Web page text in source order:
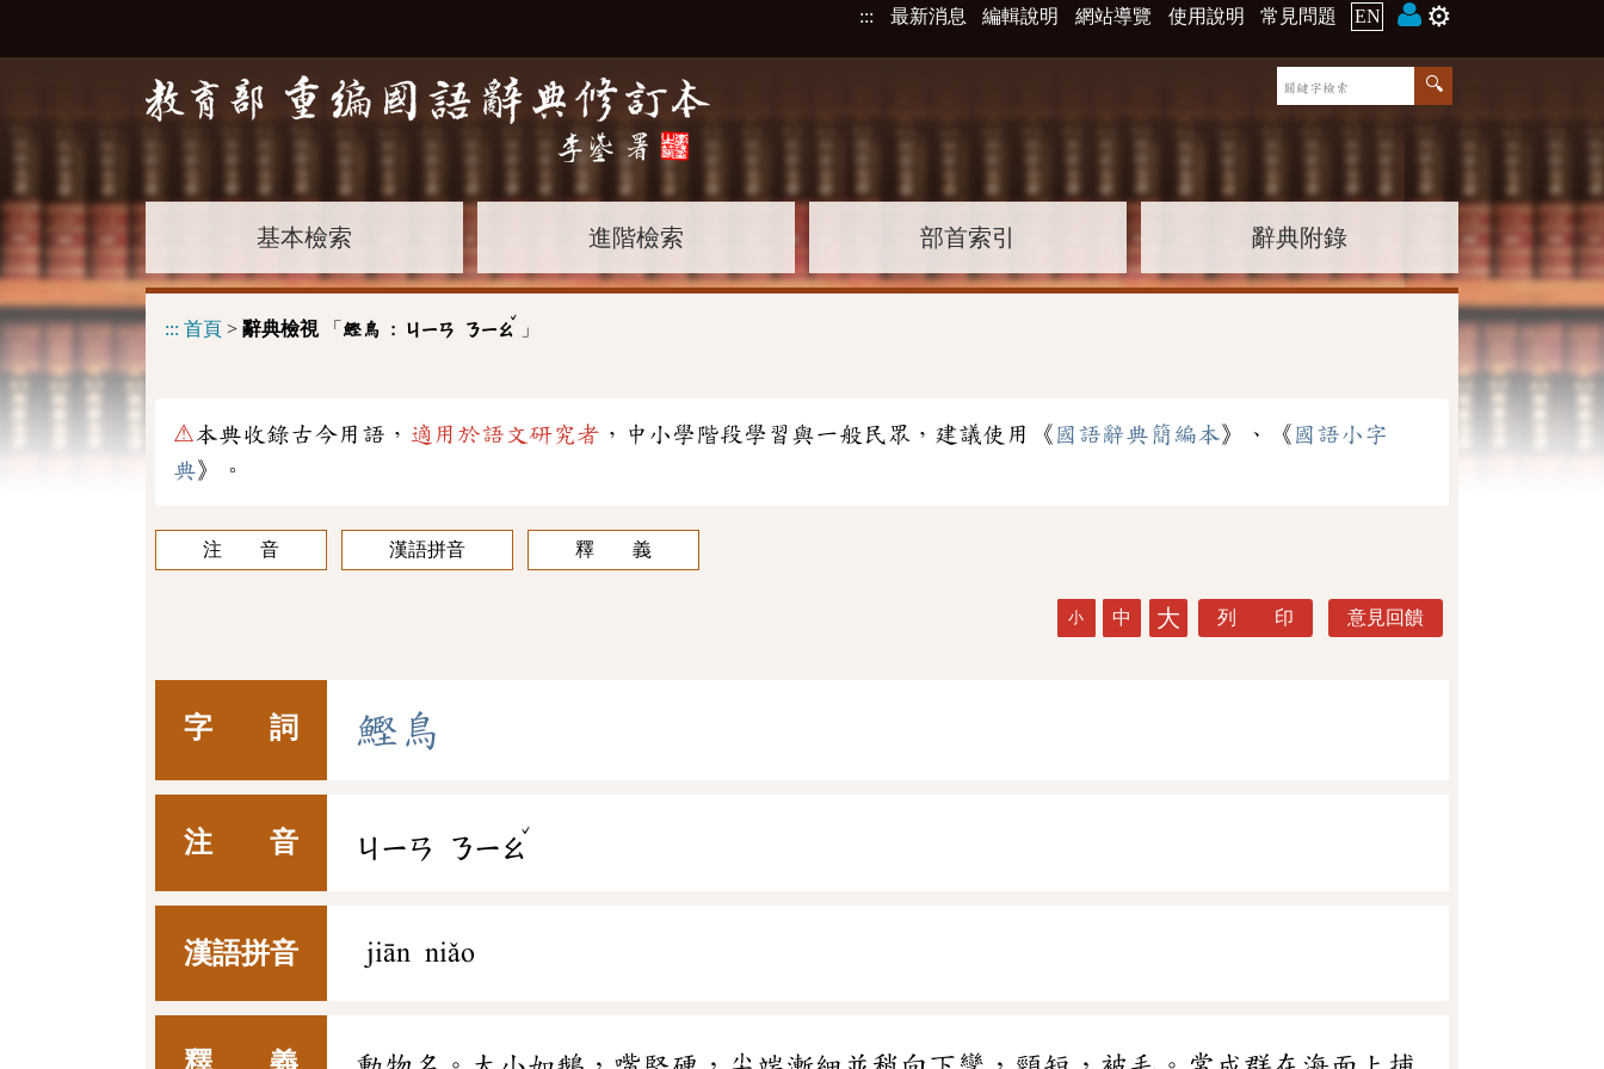
::: 最新消息 編輯說明 網站導覽 使用說明 常見問題 EN ⚙️
基本檢索 進階檢索 部首索引 辭典附錄
::: 首頁 > 辭典檢視「 鰹鳥 : ㄐㄧㄢ ㄋㄧㄠ
ˇ
」
⚠本典收錄古今用語， 適用於語文研究者 ，中小學階段學習與一般民眾，建議使用《 國語辭典簡編本》、《 國語小字
典》。
注 音 漢語拼音 釋 義
小 中 大 列 印 意見回饋
字 詞 鰹 鳥
注 音 ㄐㄧㄢ ㄋㄧㄠ
ˇ
漢語拼音 jiān niǎo